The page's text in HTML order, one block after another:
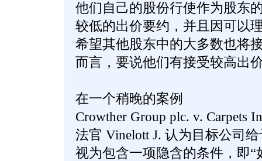
他们自己的股份行使作为股东
较低的出价要约，并且因可以
希望其他股东中的大多数也将
而言，要说他们有接受较高出
在一个稍晚的案例
Crowther Group plc. v. Carpets
法官 Vinelott J. 认为目标公司
视为包含一项隐含的条件，即“